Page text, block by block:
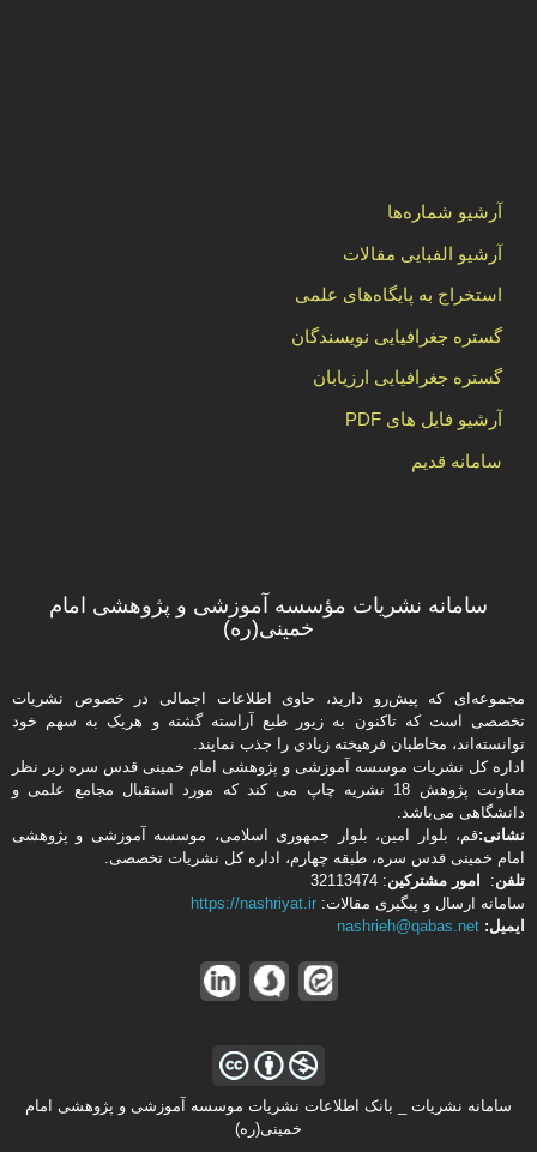
آرشیو شماره‌ها
آرشیو الفبایی مقالات
استخراج به پایگاه‌های علمی
گستره جغرافیایی نویسندگان
گستره جغرافیایی ارزیابان
آرشیو فایل های PDF
سامانه قدیم
سامانه نشریات مؤسسه آموزشی و پژوهشی امام
خمینی(ره)
مجموعه‌ای که پیش‌رو دارید،‌ حاوی اطلاعات اجمالی در خصوص نشریات
تخصصی است که تاکنون به زیور طبع آراسته گشته و هریک به سهم خود
توانسته‌اند، مخاطبان فرهیخته‌ زیادی را جذب نمایند.
اداره كل نشریات موسسه آموزشی و پژوهشی امام خمینی قدس سره زیر نظر
معاونت پژوهش 18 نشریه چاپ می کند که مورد استقبال مجامع علمی و
دانشگاهی می‌باشد.
نشانی:قم، بلوار امین، بلوار جمهوری اسلامی، موسسه آموزشی و پژوهشی
امام خمینی قدس سره، طبقه چهارم، اداره كل نشریات تخصصی.
تلفن: امور مشتركین: 32113474
سامانه ارسال و پیگیری مقالات: https://nashriyat.ir
ایمیل: nashrieh@qabas.net
سامانه نشریات _ بانک اطلاعات نشریات موسسه آموزشی و پژوهشی امام
خمینی(ره)